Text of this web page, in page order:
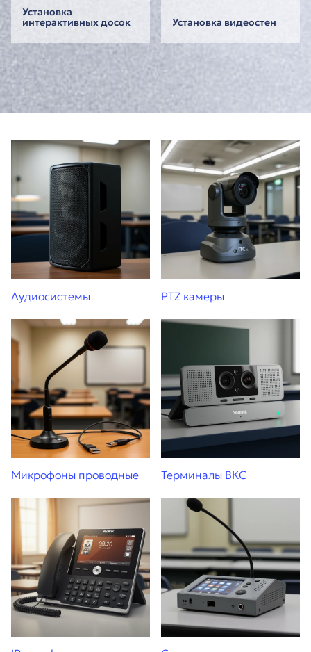
Установка
интерактивных досок
Установка видеостен
Аудиосистемы PTZ камеры
Микрофоны проводные Терминалы ВКС